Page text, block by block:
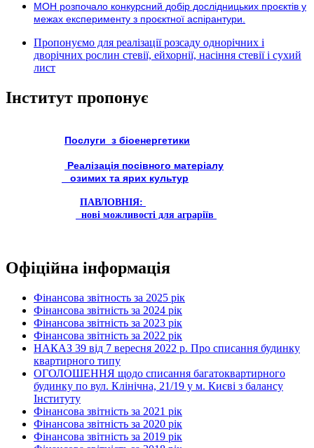
МОН розпочало конкурсний добір дослідницьких проєктів у
межах експерименту з проєктної аспірантури.
Пропонуємо для реалізації розсаду однорічних і
дворічних рослин стевії, ейхорнії, насіння стевії і сухий
лист
Інститут пропонує
Послуги з біоенергетики
Реалізація посівного матеріалу
озимих та ярих культур
ПАВЛОВНІЯ:
нові можливості для аграріїв
Офіційна інформація
Фінансова звітность за 2025 рік
Фінансова звітність за 2024 рік
Фінансова звітність за 2023 рік
Фінансова звітність за 2022 рік
НАКАЗ 39 від 7 вересня 2022 р. Про списання будинку
квартирного типу
ОГОЛОШЕННЯ щодо списання багатоквартирного
будинку по вул. Клінічна, 21/19 у м. Києві з балансу
Інституту
Фінансова звітність за 2021 рік
Фінансова звітність за 2020 рік
Фінансова звітність за 2019 рік